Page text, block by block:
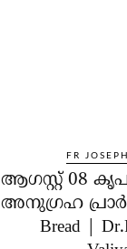
FR
ആഗസ്റ്റ് 08
അനുഗ്രഹ
Bread |